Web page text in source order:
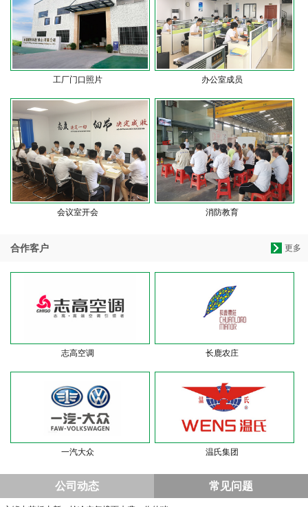
工厂门口照片 办公室成员
会议室开会 消防教育
更多
合作客户
志高空调 长鹿农庄
一汽大众 温氏集团
公司动态 常见问题